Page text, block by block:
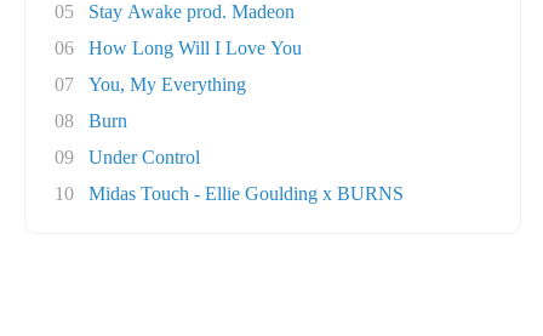
05
Stay Awake prod. Madeon
06
How Long Will I Love You
07
You, My Everything
08
Burn
09
Under Control
10
Midas Touch - Ellie Goulding x BURNS